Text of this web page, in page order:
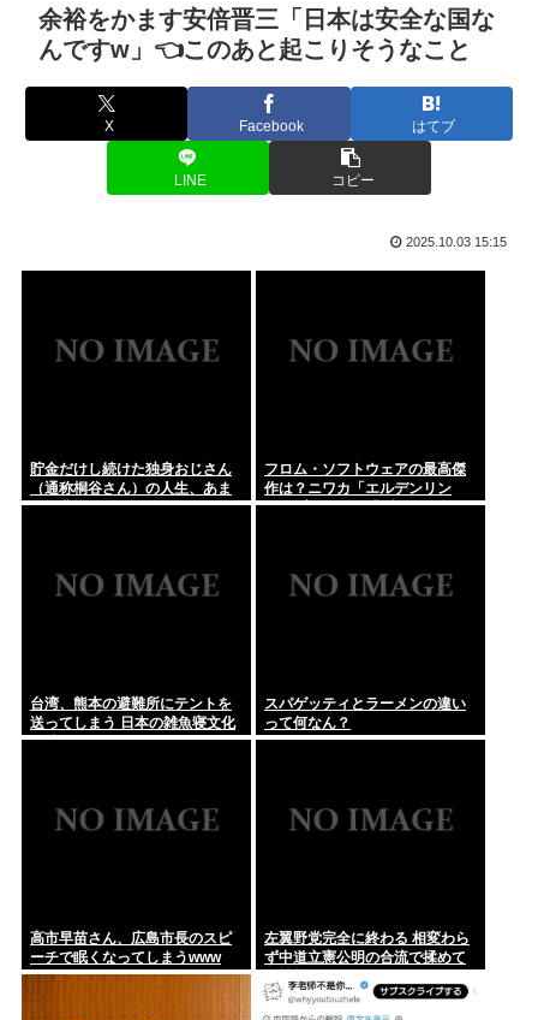
「外国人は日本人と同じ生活者で、地域の担い手」…多文化共
生実現へ...
【画像】風俗に行くとこういう恵体メロン乳(35)を指名してし
「考えられない。まさか先輩が爆死するなんて 」亡くなった
【立憲】蓮舫氏「止める人は誰もいなかったのか」「あまりに
も愕然」...
今「佐渡ヶ島」の地価が爆上がり中、お前らまだ安い今のうち
に騙され...
【衝撃】大竹玖瑠美さんの叔父「玖瑠美さんらしき遺体が見つ
かった」...
近所の公園のトイレがハッテン場になってるんだけど、どうす
ればゲイ...
国土交通省さん「全日空機と国土交通省の検査機が異常接近し
元ジャンポケ・斉藤慎二被告の妻・瀬戸サオリ 「久々に」家
年半でこ...
【緊急高市速報】2026年製のエアコン 品質が崩壊して終わる
ジャンポケ斉藤慎二の妻・瀬戸サオリ、小1の息子のためにお
余裕をかます安倍晋三「日本は安全な国な
んですw」👈このあと起こりそうなこと
X Facebook はてブ
LINE コピー
2025.10.03 15:15
貯金だけし続けた独身おじさん
（通称桐谷さん）の人生、あま
りに悲惨すぎるwww
フロム・ソフトウェアの最高傑
作は？ニワカ「エルデンリン
グ」プレステ厨「ブラボ」逆張
台湾、熊本の避難所にテントを
送ってしまう 日本の雑魚寝文化
を壊すな！
スパゲッティとラーメンの違い
って何なん？
高市早苗さん、広島市長のスピ
ーチで眠くなってしまうwww
左翼野党完全に終わる 相変わら
ず中道立憲公明の合流で揉めて